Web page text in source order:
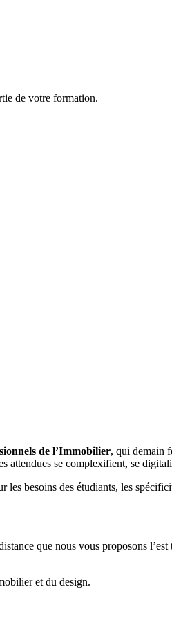
de votre formation.
de l’Immobilier, qui demain
attendues se complexifient, se
besoins des étudiants, les
que nous vous proposons
et du design.
et le week-end (samedi et